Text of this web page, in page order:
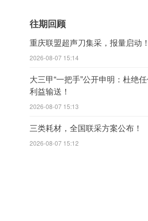
往期回顾
重庆联盟超声刀集采，报量启动！
2026-08-07 15:14
大三甲“一把手”公开申明：杜绝
利益输送！
2026-08-07 15:13
三类耗材，全国联采方案公布！
2026-08-07 15:12